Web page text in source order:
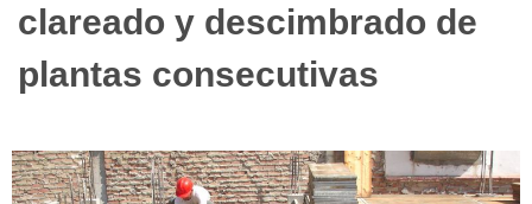
clareado y descimbrado de
plantas consecutivas